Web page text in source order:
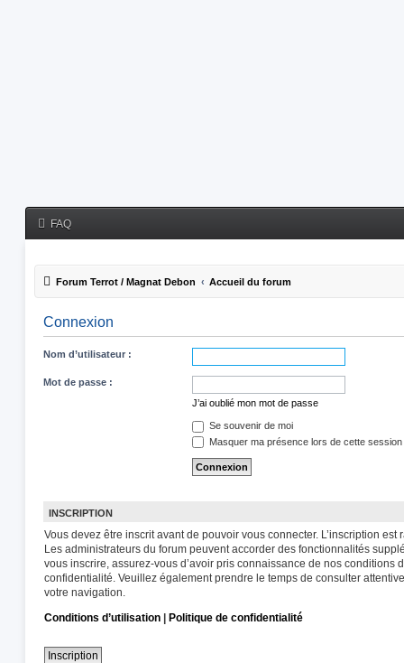
FAQ
Forum Terrot / Magnat Debon Accueil du forum
Connexion
Nom d’utilisateur :
Mot de passe :
J’ai oublié mon mot de passe
Se souvenir de moi
Masquer ma présence lors de cette session
INSCRIPTION
Vous devez être inscrit avant de pouvoir vous connecter. L’inscription
Les administrateurs du forum peuvent accorder des fonctionnalités
vous inscrire, assurez-vous d’avoir pris connaissance de nos conditions
confidentialité. Veuillez également prendre le temps de consulter
votre navigation.
Conditions d’utilisation | Politique de confidentialité
Inscription